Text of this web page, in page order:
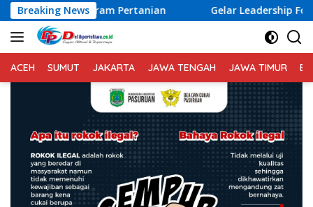
Langsung
ke
konten
Breaking News
Pertanian Gelar Leadership Forum, IKA Unhas
ACEH SUMUT JAKARTA JAWA TENGAH JAWA TIMUR